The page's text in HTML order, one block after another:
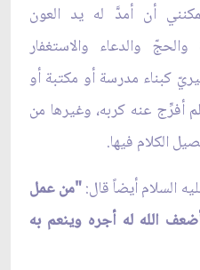
أن أمدَّ له يد العون
والدعاء والاستغفار
كبناء مدرسة أو مكتبة أو
عنه كربه، وغيرها من
الكلام فيها.
السلام أيضاً قال:"من عمل
الله له أجره وينعم به